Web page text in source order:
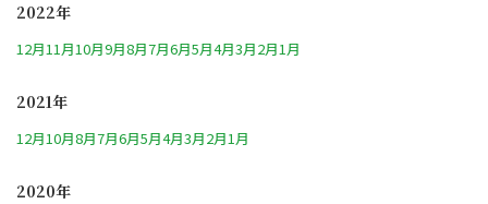
2022年
12月11月10月9月8月7月6月5月4月3月2月1月
2021年
12月10月8月7月6月5月4月3月2月1月
2020年